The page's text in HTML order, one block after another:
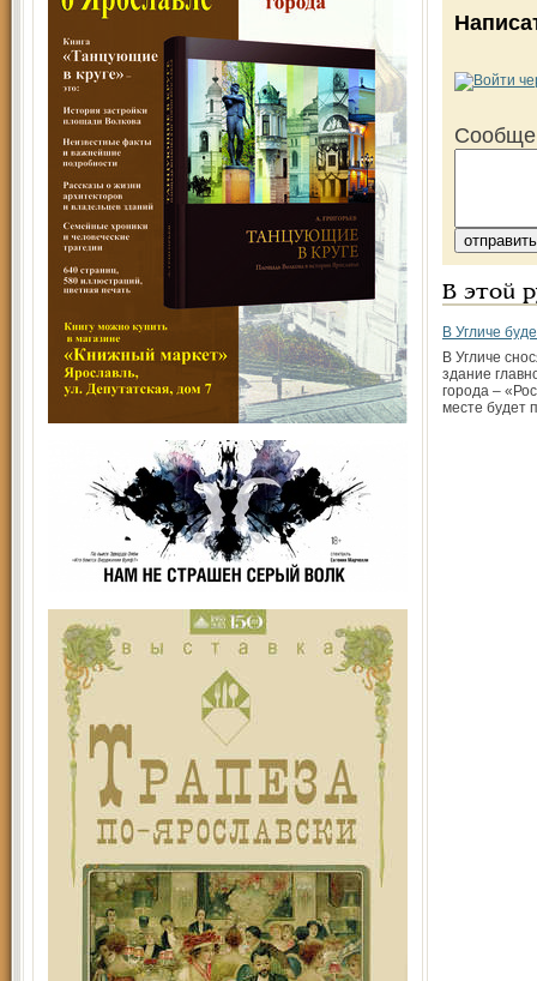
В этой
В Угличе
В Угличе
здание
города –
месте будет